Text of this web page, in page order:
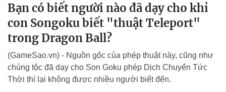
Bạn có biết người nào đã dạy cho khỉ
con Songoku biết "thuật Teleport"
trong Dragon Ball?
(GameSao.vn) - Nguồn gốc của phép thuật này, cũng như
chủng tộc đã dạy cho Son Goku phép Dịch Chuyển Tức
Thời thì lại không được nhiều người biết đến.